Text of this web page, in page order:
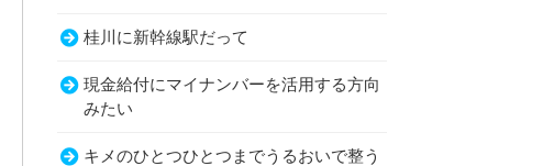
桂川に新幹線駅だって
現金給付にマイナンバーを活用する方向
みたい
キメのひとつひとつまでうるおいで整う